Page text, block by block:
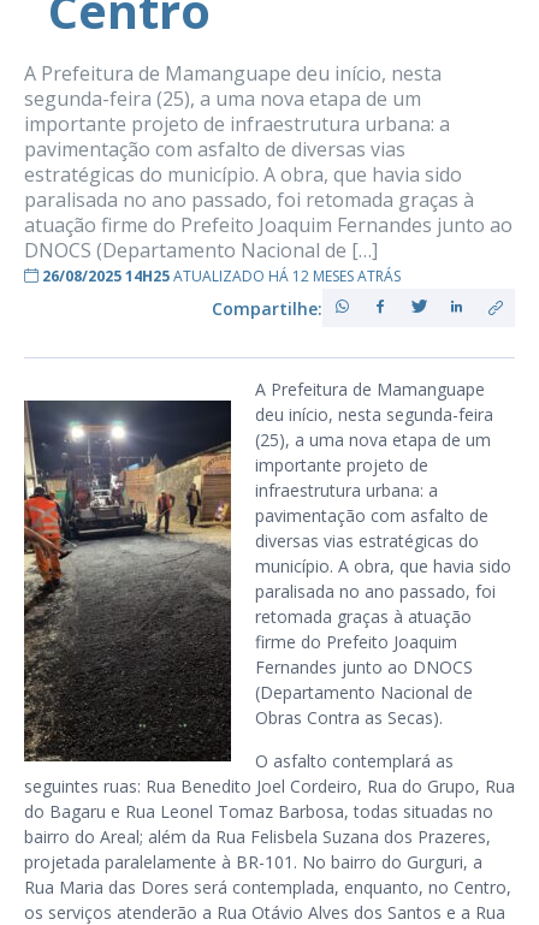
A Prefeitura de Mamanguape deu início, nesta
segunda-feira (25), a uma nova etapa de um
importante projeto de infraestrutura urbana: a
pavimentação com asfalto de diversas vias
estratégicas do município. A obra, que havia sido
paralisada no ano passado, foi retomada graças à
atuação firme do Prefeito Joaquim Fernandes junto ao
DNOCS (Departamento Nacional de […]
26/08/2025 14H25ATUALIZADO HÁ 12 MESES ATRÁS
Compartilhe:
A Prefeitura de Mamanguape
deu início, nesta segunda-feira
(25), a uma nova etapa de um
importante projeto de
infraestrutura urbana: a
pavimentação com asfalto de
diversas vias estratégicas do
município. A obra, que havia sido
paralisada no ano passado, foi
retomada graças à atuação
firme do Prefeito Joaquim
Fernandes junto ao DNOCS
(Departamento Nacional de
Obras Contra as Secas).
O asfalto contemplará as
seguintes ruas: Rua Benedito Joel Cordeiro, Rua do Grupo, Rua
do Bagaru e Rua Leonel Tomaz Barbosa, todas situadas no
bairro do Areal; além da Rua Felisbela Suzana dos Prazeres,
projetada paralelamente à BR-101. No bairro do Gurguri, a
Rua Maria das Dores será contemplada, enquanto, no Centro,
os serviços atenderão a Rua Otávio Alves dos Santos e a Rua